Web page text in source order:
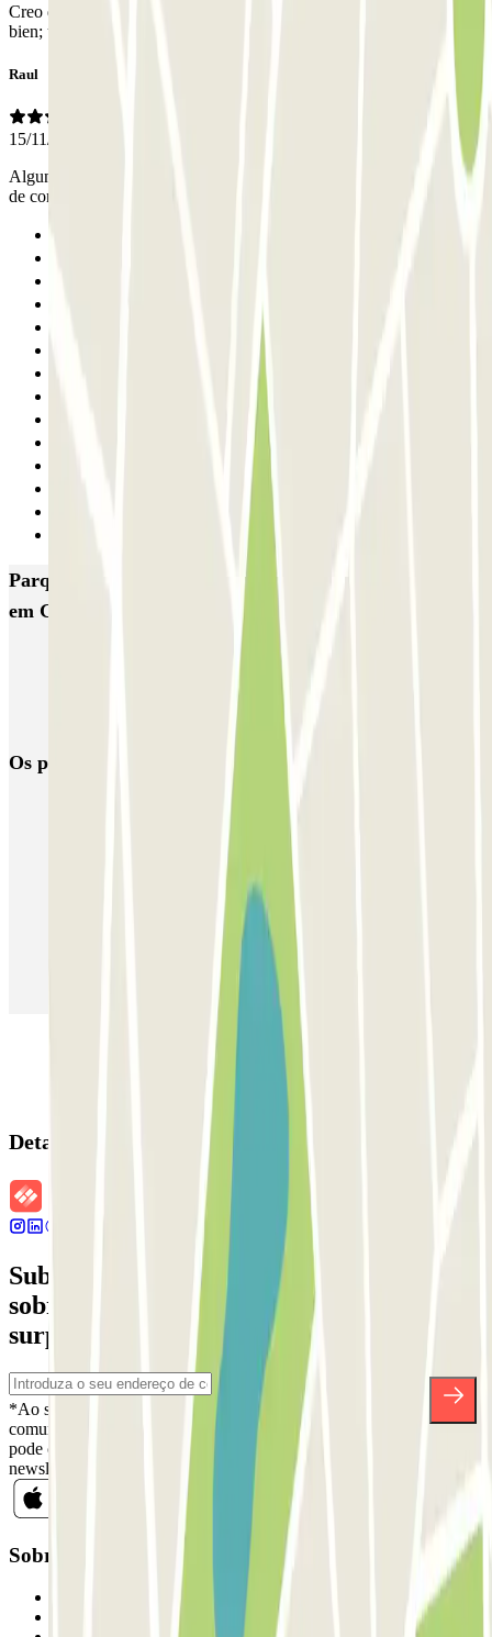
Creo que sería mejorable el precio y la iluminación. Por el resto,
bien; un parking en el centro de la ciudad.
Raul
15/11/2025
Alguna plaza con botellas vacías y restos de algún establecimiento
de comida rápida.por lo demás genial.volverrmos
Parques de estacionamento com melhor classificação
em Gijon
Begoña PARKIA
APK2 Seis de Agosto Jovellanos Playa de Poniente
Os parques de estacionamento mais reservados
Estacionamento em Lisboa
Estacionamento em Sevilha
Estacionamento em Madrid
Estacionamento em Aeroporto de Adolfo Suárez Madrid–Barajas
Detalhes da reserva
Subscreva a nossa newsletter e saiba mais
sobre descontos, sorteios e muitas outras
surpresas.
*Ao subscrever, aceita a nossa Política de Privacidade para receber
comunicações comerciais da Parclick. Sem qualquer obrigação,
pode cancelar a sua subscrição sempre que quiser na mesma
newsletter.
Sobre a Parclick